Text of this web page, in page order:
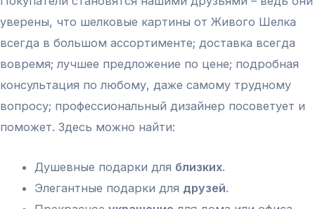
уверены, что шелковые картины от Живого Шелка
всегда в большом ассортименте; доставка всегда
вовремя; лучшее предложение по цене; подробная
консультация по любому, даже самому трудному
вопросу; профессиональный дизайнер посоветует и
поможет. Здесь можно найти:
Душевные подарки для близких.
Элегантные подарки для друзей.